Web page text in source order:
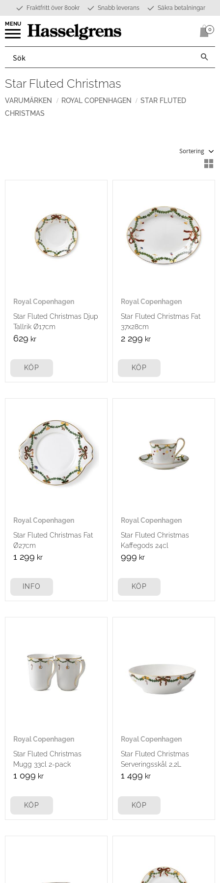
Meny
Fraktfritt över 800kr Snabb leverans Säkra betalningar
0
Star Fluted Christmas
VARUMÄRKEN ROYAL COPENHAGEN
STAR FLUTED
CHRISTMAS
Royal Copenhagen
Star Fluted Christmas Djup
Tallrik Ø17cm
629 kr
KÖP
Royal Copenhagen
Star Fluted Christmas Fat
37x28cm
2 299 kr
KÖP
Royal Copenhagen
Star Fluted Christmas Fat
Ø27cm
1 299 kr
INFO
Royal Copenhagen
Star Fluted Christmas
Kaffegods 24cl
999 kr
KÖP
Royal Copenhagen
Star Fluted Christmas
Mugg 33cl 2-pack
1 099 kr
KÖP
Royal Copenhagen
Star Fluted Christmas
Serveringsskål 2,2L
1 499 kr
KÖP